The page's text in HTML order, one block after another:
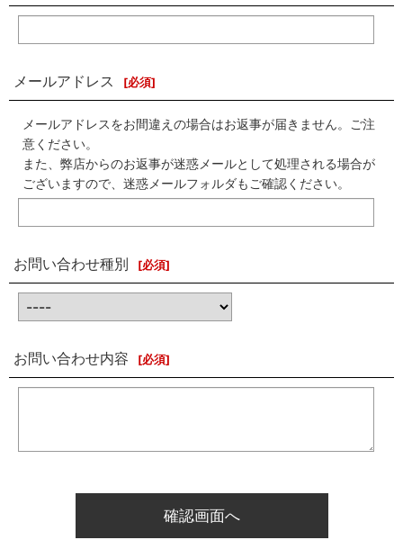
メールアドレス [必須]
メールアドレスをお間違えの場合はお返事が届きません。ご注
意ください。
また、弊店からのお返事が迷惑メールとして処理される場合が
ございますので、迷惑メールフォルダもご確認ください。
お問い合わせ種別 [必須]
お問い合わせ内容 [必須]
確認画面へ